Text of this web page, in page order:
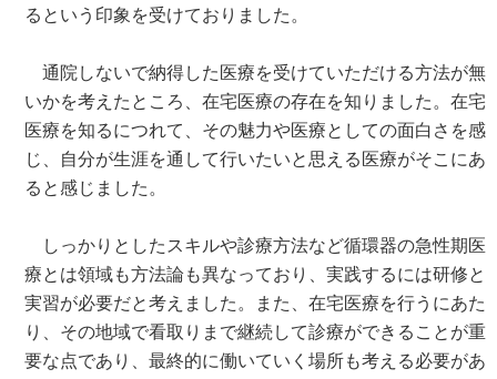
るという印象を受けておりました。
通院しないで納得した医療を受けていただける方法が無
いかを考えたところ、在宅医療の存在を知りました。在宅
医療を知るにつれて、その魅力や医療としての面白さを感
じ、自分が生涯を通して行いたいと思える医療がそこにあ
ると感じました。
しっかりとしたスキルや診療方法など循環器の急性期医
療とは領域も方法論も異なっており、実践するには研修と
実習が必要だと考えました。また、在宅医療を行うにあた
り、その地域で看取りまで継続して診療ができることが重
要な点であり、最終的に働いていく場所も考える必要があ